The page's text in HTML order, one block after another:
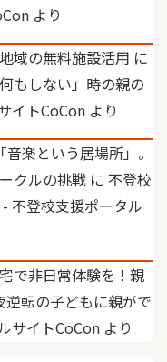
より
域の無料施設活用 に
もしない」時の親の
イトCoCon より
楽という居場所」。
クルの挑戦 に 不登校
不登校支援ポータル
で非日常体験を！親
逆転の子どもに親がで
サイトCoCon より